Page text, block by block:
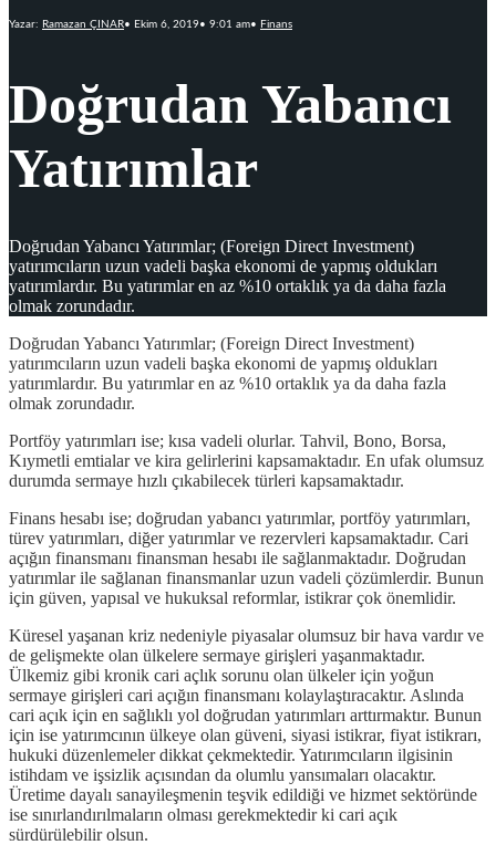
Yazar: Ramazan ÇINAR• Ekim 6, 2019• 9:01 am• Finans
Doğrudan Yabancı
Yatırımlar
Doğrudan Yabancı Yatırımlar; (Foreign Direct Investment)
yatırımcıların uzun vadeli başka ekonomi de yapmış oldukları
yatırımlardır. Bu yatırımlar en az %10 ortaklık ya da daha fazla
olmak zorundadır.
Doğrudan Yabancı Yatırımlar; (Foreign Direct Investment)
yatırımcıların uzun vadeli başka ekonomi de yapmış oldukları
yatırımlardır. Bu yatırımlar en az %10 ortaklık ya da daha fazla
olmak zorundadır.
Portföy yatırımları ise; kısa vadeli olurlar. Tahvil, Bono, Borsa,
Kıymetli emtialar ve kira gelirlerini kapsamaktadır. En ufak olumsuz
durumda sermaye hızlı çıkabilecek türleri kapsamaktadır.
Finans hesabı ise; doğrudan yabancı yatırımlar, portföy yatırımları,
türev yatırımları, diğer yatırımlar ve rezervleri kapsamaktadır. Cari
açığın finansmanı finansman hesabı ile sağlanmaktadır. Doğrudan
yatırımlar ile sağlanan finansmanlar uzun vadeli çözümlerdir. Bunun
için güven, yapısal ve hukuksal reformlar, istikrar çok önemlidir.
Küresel yaşanan kriz nedeniyle piyasalar olumsuz bir hava vardır ve
de gelişmekte olan ülkelere sermaye girişleri yaşanmaktadır.
Ülkemiz gibi kronik cari açlık sorunu olan ülkeler için yoğun
sermaye girişleri cari açığın finansmanı kolaylaştıracaktır. Aslında
cari açık için en sağlıklı yol doğrudan yatırımları arttırmaktır. Bunun
için ise yatırımcının ülkeye olan güveni, siyasi istikrar, fiyat istikrarı,
hukuki düzenlemeler dikkat çekmektedir. Yatırımcıların ilgisinin
istihdam ve işsizlik açısından da olumlu yansımaları olacaktır.
Üretime dayalı sanayileşmenin teşvik edildiği ve hizmet sektöründe
ise sınırlandırılmaların olması gerekmektedir ki cari açık
sürdürülebilir olsun.